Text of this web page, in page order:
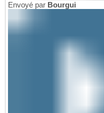
Envoyé par Bourgui